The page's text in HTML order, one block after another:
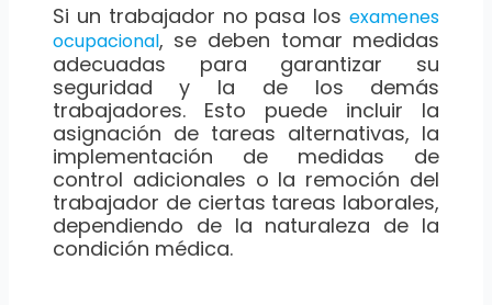
Si un trabajador no pasa losexamenes
ocupacional, se deben tomar medidas
adecuadas para garantizar su
seguridad y la de los demás
trabajadores. Esto puede incluir la
asignación de tareas alternativas, la
implementación de medidas de
control adicionales o la remoción del
trabajador de ciertas tareas laborales,
dependiendo de la naturaleza de la
condición médica.